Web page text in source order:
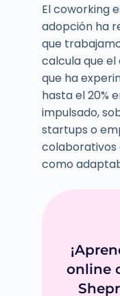
El coworking
adopción ha
que
calcula que
que ha
hasta el 20%
impulsado,
startups o
colaborativos
como
online